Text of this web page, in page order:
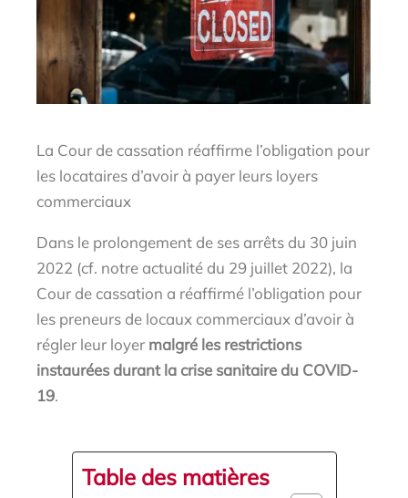
La Cour de cassation réaffirme l’obligation pour
les locataires d’avoir à payer leurs loyers
commerciaux
Dans le prolongement de ses arrêts du 30 juin
2022 (cf. notre actualité du 29 juillet 2022), la
Cour de cassation a réaffirmé l’obligation pour
les preneurs de locaux commerciaux d’avoir à
régler leur loyer malgré les restrictions
instaurées durant la crise sanitaire du COVID-
19.
Table des matières